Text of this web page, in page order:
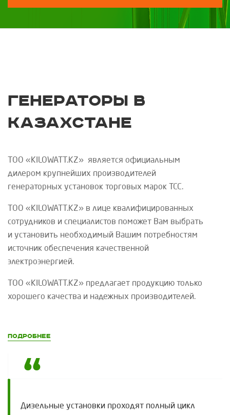
Генераторы в
Казахстане
ТОО «KILOWATT .KZ» является официальным
дилером крупнейших производителей
генераторных установок торговых марок
ТСС.
ТОО «KILOWATT .KZ» в лице квалифицированных
сотрудников и специалистов поможет Вам выбрать
и установить необходимый Вашим потребностям
источник обеспечения качественной
электроэнергией.
ТОО «KILOWATT .KZ» предлагает продукцию только
хорошего качества и надежных производителей.
Подробнее
Дизельные установки проходят полный цикл